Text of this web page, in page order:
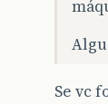
Se vc